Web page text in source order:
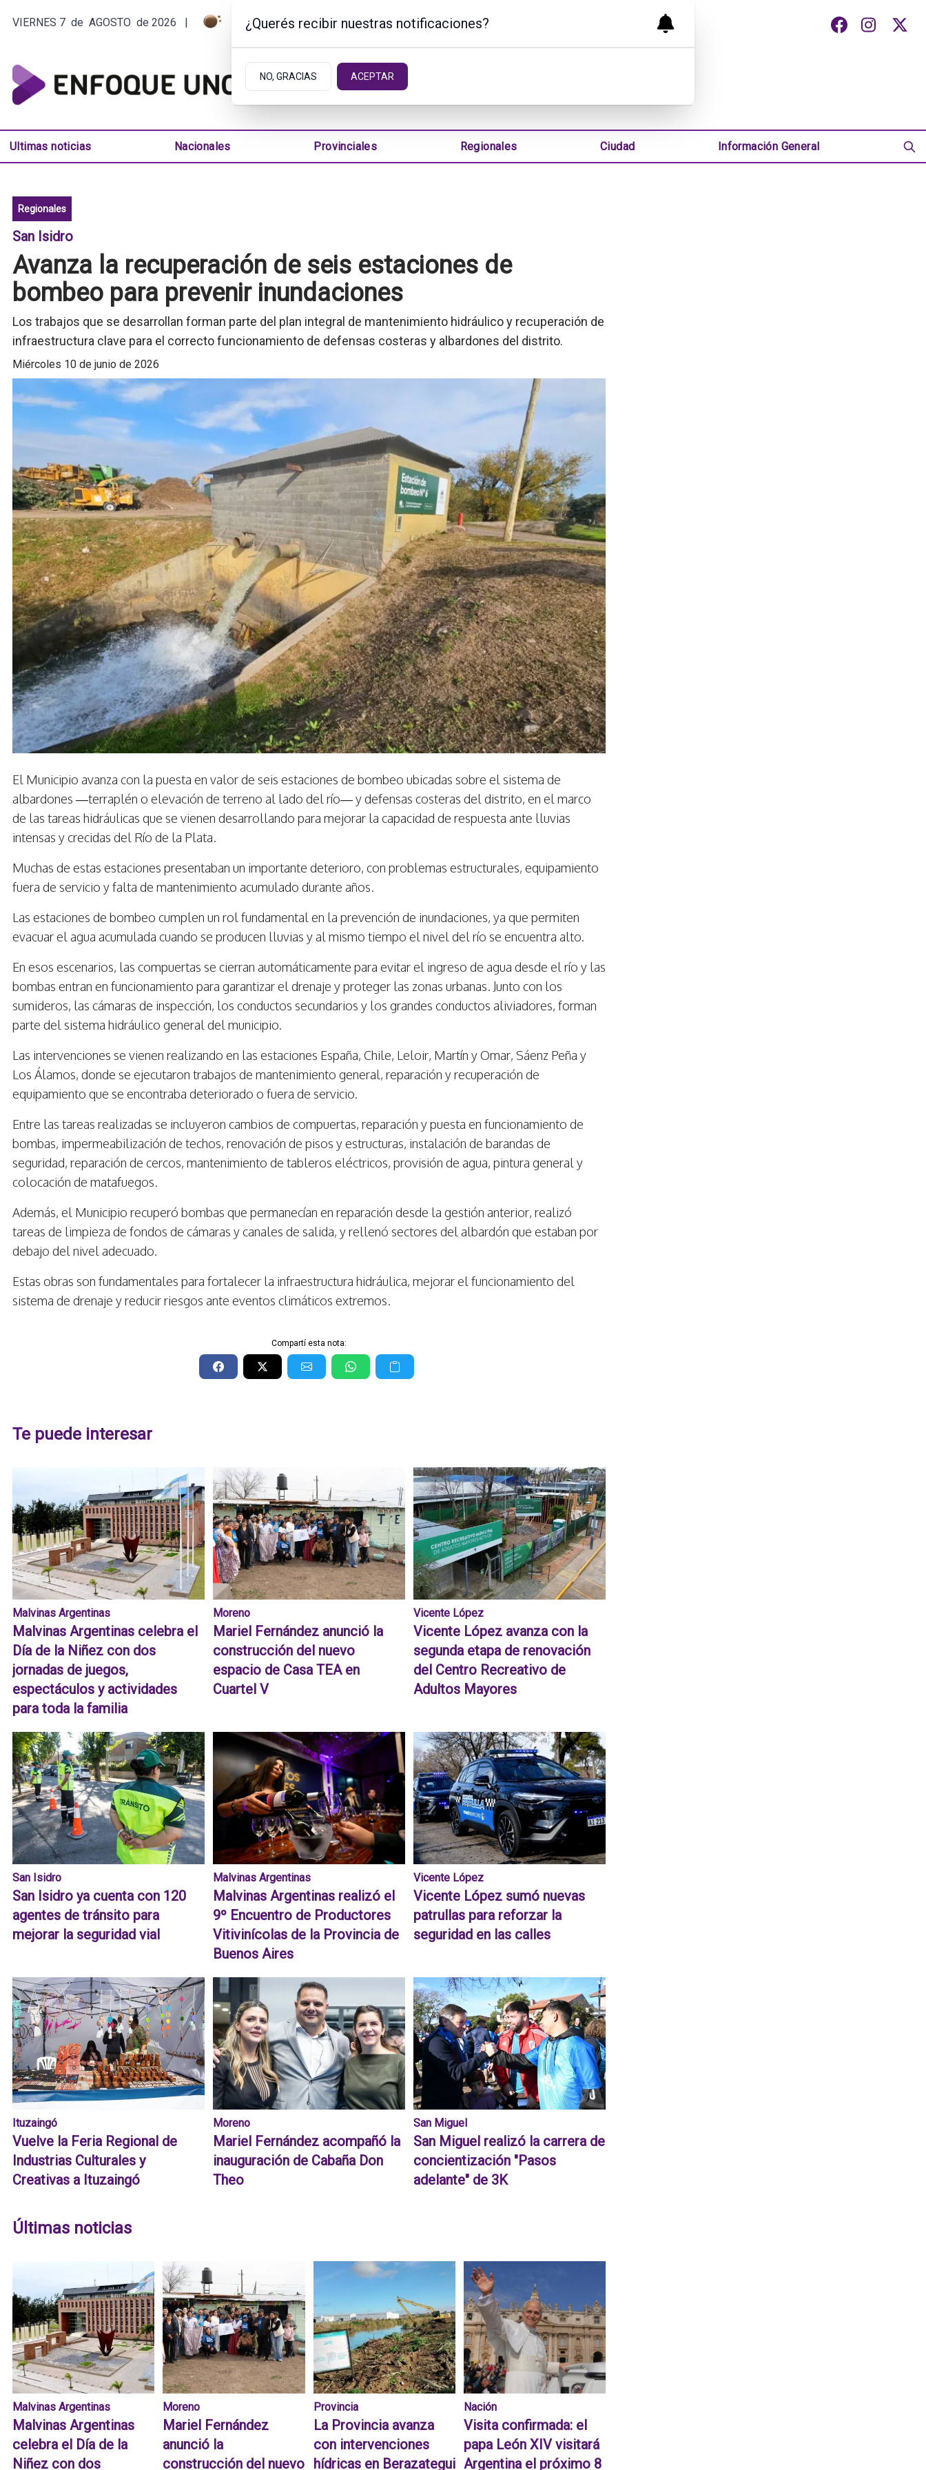
VIERNES 7 de AGOSTO de 2026 | 6.2ºC | ARGENTINA
Ultimas noticias Nacionales Provinciales Regionales Ciudad Información General
Regionales
San Isidro
Avanza la recuperación de seis estaciones de
bombeo para prevenir inundaciones
Los trabajos que se desarrollan forman parte del plan integral de mantenimiento hidráulico y recuperación de
infraestructura clave para el correcto funcionamiento de defensas costeras y albardones del distrito.
miércoles 10 de junio de 2026
El Municipio avanza con la puesta en valor de seis estaciones de bombeo ubicadas sobre el sistema de
albardones —terraplén o elevación de terreno al lado del río— y defensas costeras del distrito, en el marco
de las tareas hidráulicas que se vienen desarrollando para mejorar la capacidad de respuesta ante lluvias
intensas y crecidas del Río de la Plata.
Muchas de estas estaciones presentaban un importante deterioro, con problemas estructurales, equipamiento
fuera de servicio y falta de mantenimiento acumulado durante años.
Las estaciones de bombeo cumplen un rol fundamental en la prevención de inundaciones, ya que permiten
evacuar el agua acumulada cuando se producen lluvias y al mismo tiempo el nivel del río se encuentra alto.
En esos escenarios, las compuertas se cierran automáticamente para evitar el ingreso de agua desde el río y las
bombas entran en funcionamiento para garantizar el drenaje y proteger las zonas urbanas. Junto con los
sumideros, las cámaras de inspección, los conductos secundarios y los grandes conductos aliviadores, forman
parte del sistema hidráulico general del municipio.
Las intervenciones se vienen realizando en las estaciones España, Chile, Leloir, Martín y Omar, Sáenz Peña y
Los Álamos, donde se ejecutaron trabajos de mantenimiento general, reparación y recuperación de
equipamiento que se encontraba deteriorado o fuera de servicio.
Entre las tareas realizadas se incluyeron cambios de compuertas, reparación y puesta en funcionamiento de
bombas, impermeabilización de techos, renovación de pisos y estructuras, instalación de barandas de
seguridad, reparación de cercos, mantenimiento de tableros eléctricos, provisión de agua, pintura general y
colocación de matafuegos.
Además, el Municipio recuperó bombas que permanecían en reparación desde la gestión anterior, realizó
tareas de limpieza de fondos de cámaras y canales de salida, y rellenó sectores del albardón que estaban por
debajo del nivel adecuado.
Estas obras son fundamentales para fortalecer la infraestructura hidráulica, mejorar el funcionamiento del
sistema de drenaje y reducir riesgos ante eventos climáticos extremos.
Compartí esta nota:
Te puede interesar
Malvinas Argentinas
Malvinas Argentinas celebra el
Día de la Niñez con dos
jornadas de juegos,
espectáculos y actividades
para toda la familia
Moreno
Mariel Fernández anunció la
construcción del nuevo
espacio de Casa TEA en
Cuartel V
Vicente López
Vicente López avanza con la
segunda etapa de renovación
del Centro Recreativo de
Adultos Mayores
San Isidro
San Isidro ya cuenta con 120
agentes de tránsito para
mejorar la seguridad vial
Malvinas Argentinas
Malvinas Argentinas realizó el
9º Encuentro de Productores
Vitivinícolas de la Provincia de
Buenos Aires
Vicente López
Vicente López sumó nuevas
patrullas para reforzar la
seguridad en las calles
Ituzaingó
Vuelve la Feria Regional de
Industrias Culturales y
Creativas a Ituzaingó
Moreno
Mariel Fernández acompañó la
inauguración de Cabaña Don
Theo
San Miguel
San Miguel realizó la carrera de
concientización "Pasos
adelante" de 3K
Últimas noticias
Malvinas Argentinas
Malvinas Argentinas
celebra el Día de la
Niñez con dos
Moreno
Mariel Fernández
anunció la
construcción del nuevo
Provincia
La Provincia avanza
con intervenciones
hídricas en Berazategui
Nación
Visita confirmada: el
papa León XIV visitará
Argentina el próximo 8
¿Querés recibir nuestras notificaciones?
NO, GRACIAS ACEPTAR